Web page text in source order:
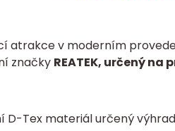
atrakce v moderním
značky REATEK, určený
D-Tex materiál určený